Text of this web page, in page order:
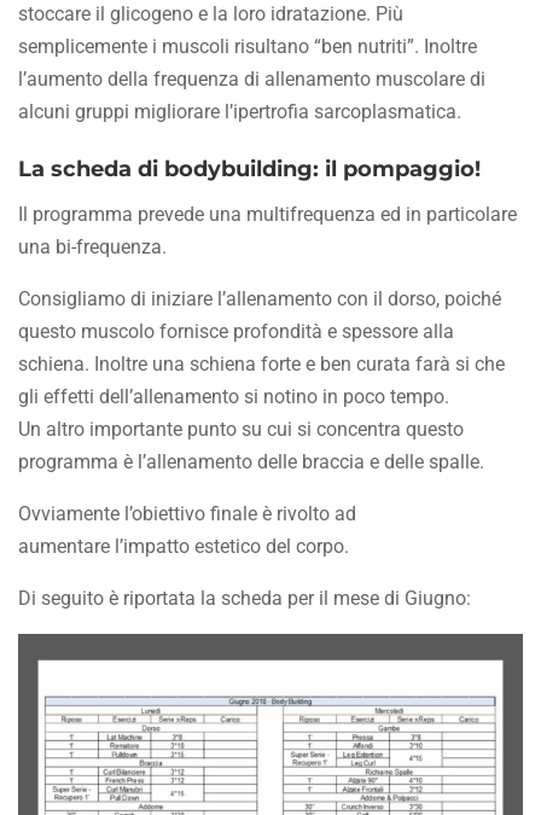
stoccare il glicogeno e la loro idratazione. Più
semplicemente i muscoli risultano “ben nutriti”. Inoltre
l’aumento della frequenza di allenamento muscolare di
alcuni gruppi migliorare l’ipertrofia sarcoplasmatica.
La scheda di bodybuilding: il pompaggio!
Il programma prevede una multifrequenza ed in particolare
una bi-frequenza.
Consigliamo di iniziare l’allenamento con il dorso, poiché
questo muscolo fornisce profondità e spessore alla
schiena. Inoltre una schiena forte e ben curata farà si che
gli effetti dell’allenamento si notino in poco tempo.
Un altro importante punto su cui si concentra questo
programma è l’allenamento delle braccia e delle spalle.
Ovviamente l’obiettivo finale è rivolto ad
aumentare l’impatto estetico del corpo.
Di seguito è riportata la scheda per il mese di Giugno: